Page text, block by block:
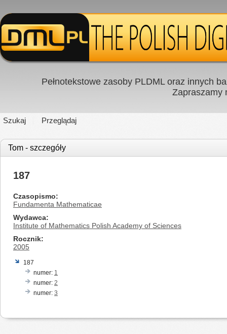
Pełnotekstowe zasoby PLDML oraz innych
Zapraszamy
Szukaj Przeglądaj
Tom - szczegóły
187
Czasopismo
Fundamenta Mathematicae
Wydawca
Institute of Mathematics Polish Academy of Sciences
Rocznik
2005
187
numer: 1
numer: 2
numer: 3